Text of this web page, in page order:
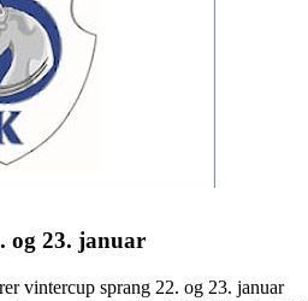
og 23. januar
vintercup sprang 22. og 23. januar